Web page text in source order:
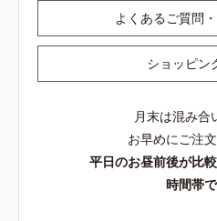
よくあるご質問
ショッピン
月末は混み合
お早めにご注文
平日のお昼前後が比
時間帯で